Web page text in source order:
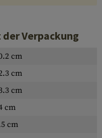
Verpackung
cm
cm
cm
cm
cm